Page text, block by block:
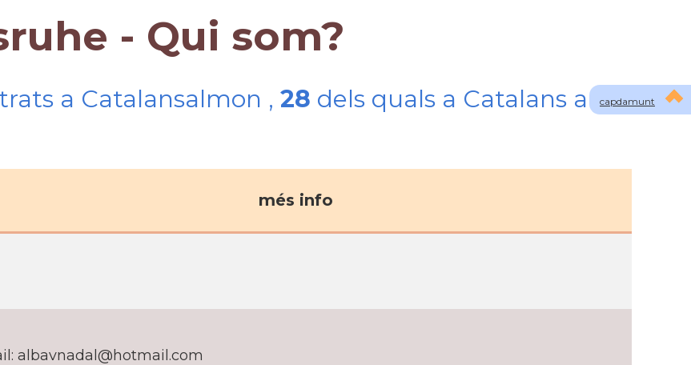
capdamunt
- Qui som?
a Catalansalmon , 28 dels quals a Catalans a
més info
albavnadal@hotmail.com